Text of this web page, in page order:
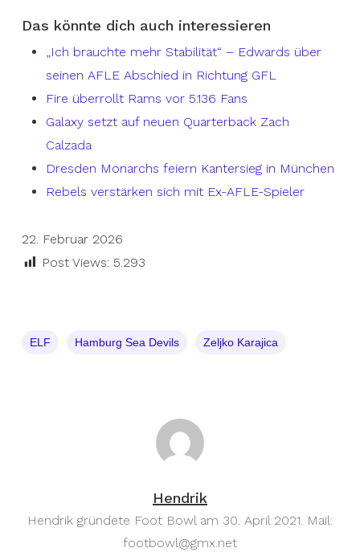
Das könnte dich auch interessieren
„Ich brauchte mehr Stabilität“ – Edwards über
seinen AFLE Abschied in Richtung GFL
Fire überrollt Rams vor 5.136 Fans
Galaxy setzt auf neuen Quarterback Zach
Calzada
Dresden Monarchs feiern Kantersieg in München
Rebels verstärken sich mit Ex-AFLE-Spieler
22. Februar 2026
Post Views: 5.293
ELF Hamburg Sea Devils Zeljko Karajica
Hendrik
Hendrik gründete Foot Bowl am 30. April 2021. Mail:
footbowl@gmx.net